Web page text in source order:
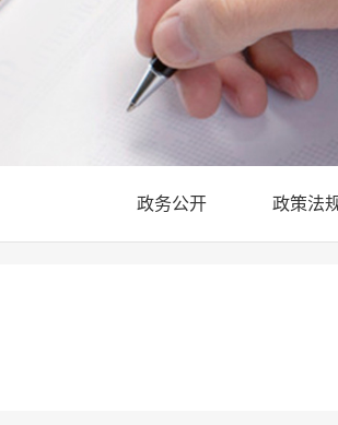
政务公开 政策法